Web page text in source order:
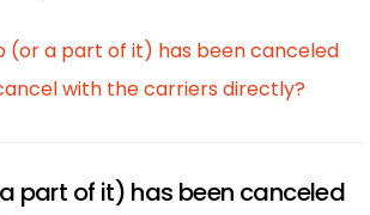
(or a part of it) has been canceled
with the carriers directly?
part of it) has been canceled